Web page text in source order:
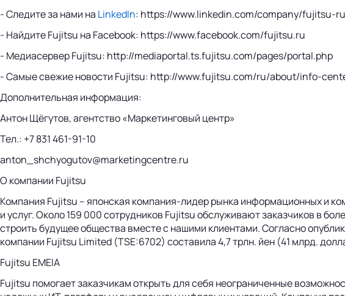
- Следите за нами на LinkedIn: https://www.linkedin.com/company/fujitsu-
- Найдите Fujitsu на Facebook: https://www.facebook.com/fujitsu.ru
- Медиасервер Fujitsu: http://mediaportal.ts.fujitsu.com/pages/portal.php
- Самые свежие новости Fujitsu: http://www.fujitsu.com/ru/about/info-
Дополнительная информация:
Антон Щёгутов, агентство «Маркетинговый центр»
Тел.: +7 831 461-91-10
anton_shchyogutov@marketingcentre.ru
О компании Fujitsu
Компания Fujitsu – японская компания-лидер рынка информационных и
и услуг. Около 159 000 сотрудников Fujitsu обслуживают заказчиков в
строить будущее общества вместе с нашими клиентами. Согласно
компании Fujitsu Limited (TSE:6702) составила 4,7 трлн. йен (41 млрд.
Fujitsu EMEIA
Fujitsu помогает заказчикам открыть для себя неограниченные